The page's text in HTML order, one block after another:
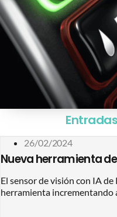
26/02/2024
Nueva herramienta
El sensor de visión con IA
herramienta incrementando